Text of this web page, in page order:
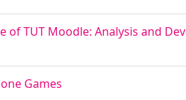
of TUT Moodle: Analysis and
Games